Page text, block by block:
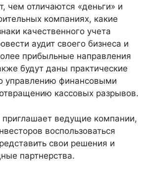
чем отличаются «деньги» и
компаниях, какие
качественного учета
аудит своего бизнеса и
прибыльные направления
будут даны практические
управлению финансовыми
кассовых разрывов.
ведущие компании,
воспользоваться
свои решения и
партнерства.